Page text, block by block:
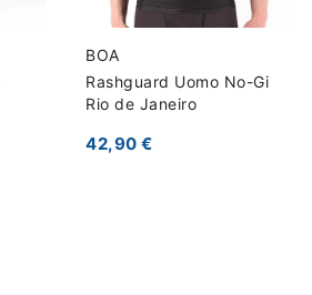
BOA
Rashguard Uomo No-Gi
Rio de Janeiro
42,90 €